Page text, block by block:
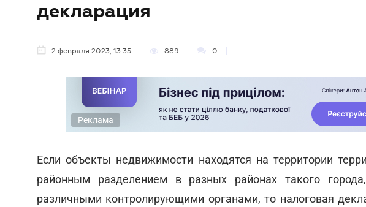
декларация
2 февраля 2023, 13:35 889 0
Реклама
Если объекты недвижимости находятся на территории
районным разделением в разных районах такого
различными контролирующими органами, то налоговая